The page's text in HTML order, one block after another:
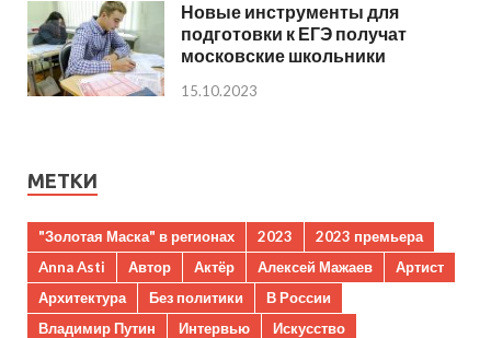
Новые инструменты для
подготовки к ЕГЭ получат
московские школьники
15.10.2023
МЕТКИ
"Золотая Маска" в регионах 2023
2023 премьера
Anna Asti
Автор Актёр Алексей Мажаев
Артист
Архитектура
Без политики
В России
Владимир Путин
Интервью
Искусство